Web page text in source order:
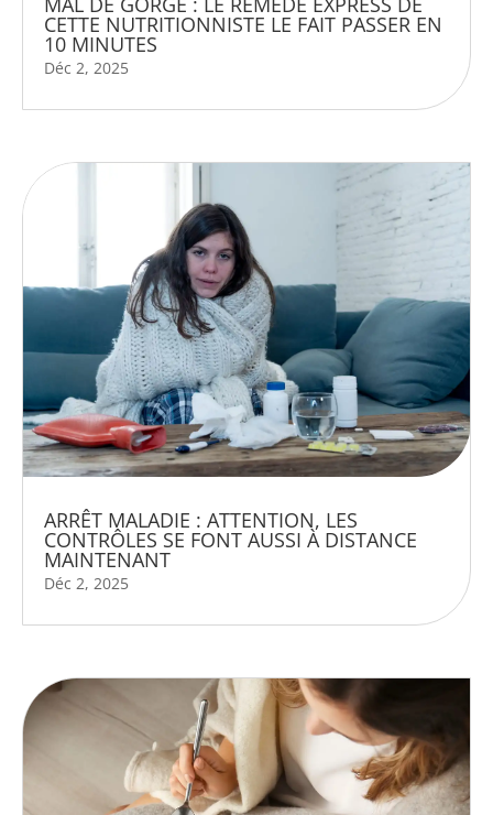
CETTE NUTRITIONNISTE LE FAIT PASSER EN
10 MINUTES
Déc 2, 2025
ARRÊT MALADIE : ATTENTION, LES
CONTRÔLES SE FONT AUSSI À DISTANCE
MAINTENANT
Déc 2, 2025